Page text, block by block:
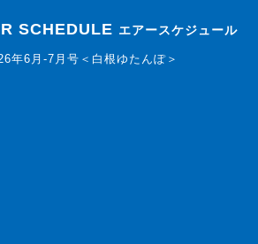
SCHEDULE エアースケジュール
年6月-7月号＜白根ゆたんぽ＞